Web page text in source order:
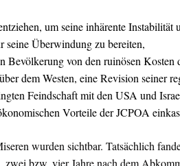
um seine inhärente Instabilität
seine Überwindung zu bereiten,
Bevölkerung von den ruinösen
dem Westen, eine Revision seiner
Feindschaft mit den USA und
Vorteile der JCPOA
wurden sichtbar. Tatsächlich
zwei bzw. vier Jahre nach dem